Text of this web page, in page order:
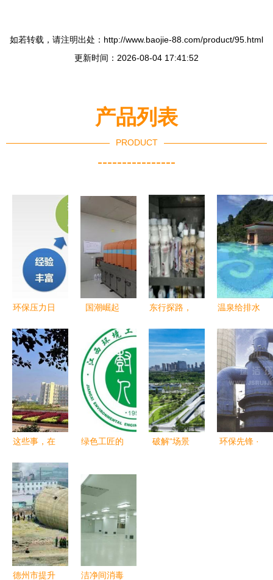
如若转载，请注明出处：http://www.baojie-88.com/product/95.html
更新时间：2026-08-04 17:41:52
产品列表
PRODUCT
----------------
环保压力日
工单位如何
妥善处理建
筑垃圾
国潮崛起
膺2019中
国建筑陶瓷
十大健康环
保品牌及十
大工程优选
品牌，践行
东行探路，
——食品与
环境工程学
部暑期社会
实践纪实
温泉给排水
工程的力量
与美学
这些事，在
在的 ——
环境工程篇
绿色工匠的
环境工程职
业学院环境
工程专业探
秘
破解“场景
环保先锋 ·
德州市提升 洁净间消毒